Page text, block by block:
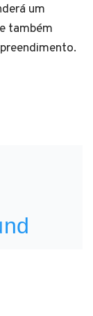
um
também